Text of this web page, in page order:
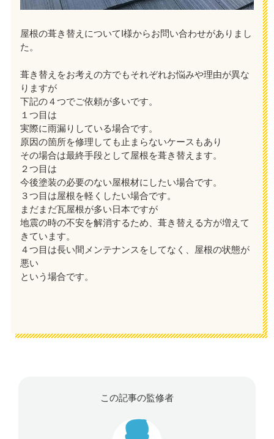
屋根の葺き替えについてI様からお問い合わせがありまし
た。
葺き替えをお考えの方でもそれぞれお悩みや理由が異な
りますが
下記の４つでご依頼が多いです。
１つ目は
実際に雨漏りしている場合です。
原因の箇所を修理しても止まらないケースもあり
その場合は最終手段として屋根を葺き替えます。
２つ目は
今後塗装の必要のない屋根材にしたい場合です。
３つ目は屋根を軽くしたい場合です。
まだまだ瓦屋根が多い日本ですが
地震の時の不安を解消するため、葺き替える方が増えて
きています。
４つ目は長い間メンテナンスをしてなく、屋根の状態が
悪い
という場合です。
この記事の監修者